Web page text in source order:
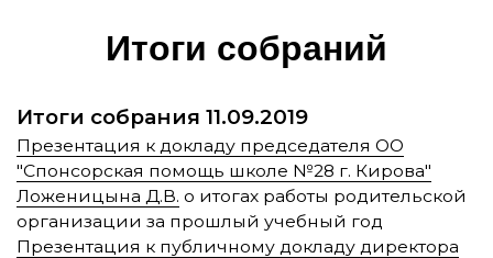
И­то­ги соб­ра­ний
Итоги собрания 11.09.2019
Презентация к докладу председателя ОО
"Спонсорская помощь школе №28 г. Кирова"
Ложеницына Д.В. о итогах работы родительской
организации за прошлый учебный год
Презентация к публичному докладу директора